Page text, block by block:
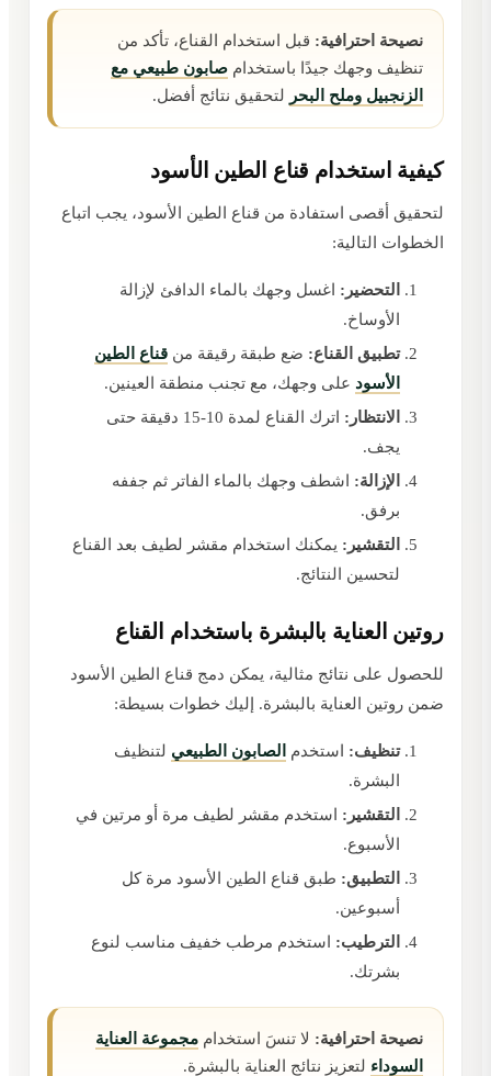
نصيحة احترافية: قبل استخدام القناع، تأكد من
تنظيف وجهك جيدًا باستخدام صابون طبيعي مع
الزنجبيل وملح البحر لتحقيق نتائج أفضل.
كيفية استخدام قناع الطين الأسود
لتحقيق أقصى استفادة من قناع الطين الأسود، يجب اتباع
الخطوات التالية:
التحضير: اغسل وجهك بالماء الدافئ لإزالة
الأوساخ.
تطبيق القناع: ضع طبقة رقيقة من قناع الطين
الأسود على وجهك، مع تجنب منطقة العينين.
الانتظار:
اترك القناع لمدة 10-15 دقيقة حتى
يجف.
الإزالة: اشطف وجهك بالماء الفاتر ثم جففه
برفق.
التقشير: يمكنك استخدام مقشر لطيف بعد القناع
لتحسين النتائج.
روتين العناية بالبشرة باستخدام القناع
للحصول على نتائج مثالية، يمكن دمج قناع الطين الأسود
ضمن روتين العناية بالبشرة. إليك خطوات بسيطة:
تنظيف: استخدم الصابون الطبيعي لتنظيف
البشرة.
التقشير: استخدم مقشر لطيف مرة أو مرتين في
الأسبوع.
التطبيق: طبق قناع الطين الأسود مرة كل
أسبوعين.
الترطيب: استخدم مرطب خفيف مناسب لنوع
بشرتك.
نصيحة احترافية: لا تنسَ استخدام مجموعة العناية
السوداء لتعزيز نتائج العناية بالبشرة.